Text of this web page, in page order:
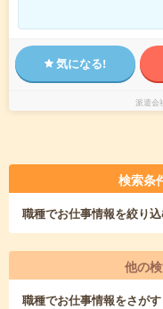
気になる!
派遣会
検索条
職種でお仕事情報を絞り
他の
職種でお仕事情報をさがす